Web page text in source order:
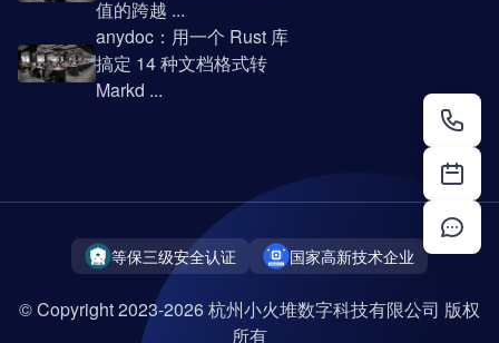
值的跨越 ...
anydoc：用一个 Rust 库
搞定 14 种文档格式转
Markd ...
等保三级安全认证 国家高新技术企业
© Copyright 2023-2026 杭州小火堆数字科技有限公司 版权
所有